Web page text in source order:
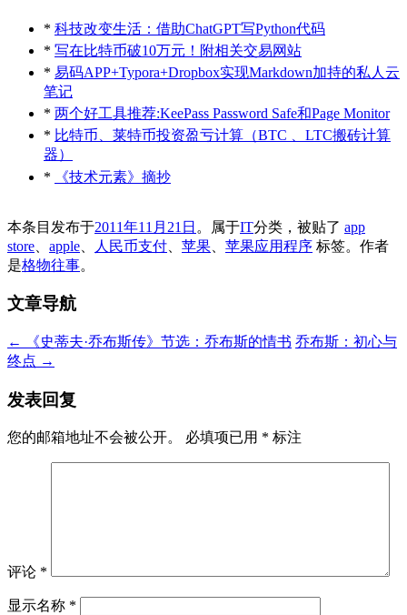
* 科技改变生活：借助ChatGPT写Python代码
* 写在比特币破10万元！附相关交易网站
* 易码APP+Typora+Dropbox实现Markdown加持的私人云
笔记
* 两个好工具推荐:KeePass Password Safe和Page Monitor
* 比特币、莱特币投资盈亏计算（BTC 、LTC搬砖计算
器）
*
《技术元素》摘抄
本条目发布于2011年11月21日 。属于IT分类，被贴了 app
store
apple 人民币支付 苹果 苹果应用程序 标签。 作者
是格物往事。
文章导航
← 《史蒂夫·乔布斯传》节选：乔布斯的情书 乔布斯：初心与
终点 →
发表回复
您的邮箱地址不会被公开。 必填项已用 * 标注
评论 *
显示名称 *